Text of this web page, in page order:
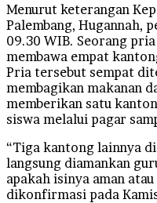
Menurut keterangan
Palembang, Hugannah,
09.30 WIB. Seorang
membawa empat
Pria tersebut sempat
membagikan makanan
memberikan satu
siswa melalui pagar
“Tiga kantong lainnya
langsung diamankan
apakah isinya aman
dikonfirmasi pada